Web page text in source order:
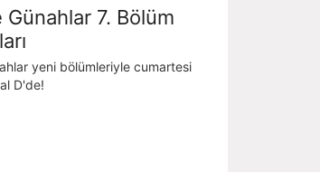
Günahlar 7. Bölüm
yeni bölümleriyle cumartesi
D'de!